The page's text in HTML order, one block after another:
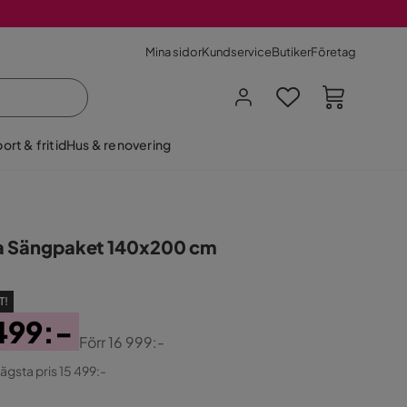
Mina sidorKundserviceButikerFöretag
& fritidHus & renovering
Sängpaket 140x200 cm
Förr16 999:-
pris 15 499:-